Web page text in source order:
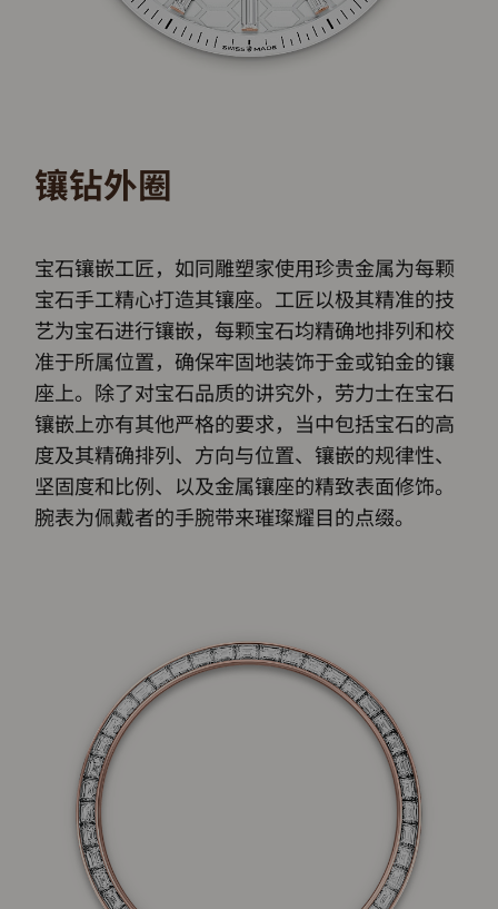
镶钻外圈
宝石镶嵌工匠，如同雕塑家使用珍贵金属为每颗
宝石手工精心打造其镶座。工匠以极其精准的技
艺为宝石进行镶嵌，每颗宝石均精确地排列和校
准于所属位置，确保牢固地装饰于金或铂金的镶
座上。除了对宝石品质的讲究外，劳力士在宝石
镶嵌上亦有其他严格的要求，当中包括宝石的高
度及其精确排列、方向与位置、镶嵌的规律性、
坚固度和比例、以及金属镶座的精致表面修饰。
腕表为佩戴者的手腕带来璀璨耀目的点缀。